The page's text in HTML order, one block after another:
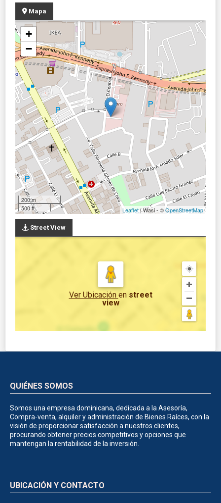
Mapa
+
−
200 m
500 ft
Leaflet| Wasi - ©OpenStreetMap
Street View
Ver Ubicación en street
view
QUIÉNES SOMOS
Somos una empresa dominicana, dedicada a la Asesoría,
Compra-venta, alquiler y administración de Bienes Raíces, con la
visión de proporcionar satisfacción a nuestros clientes,
procurando obtener precios competitivos y opciones que
mantengan la rentabilidad de la inversión.
UBICACIÓN Y CONTACTO